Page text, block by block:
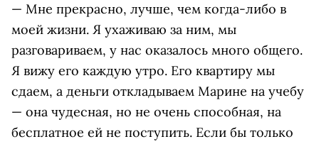
— Мне прекрасно, лучше, чем когда-либо в
моей жизни. Я ухаживаю за ним, мы
разговариваем, у нас оказалось много общего.
Я вижу его каждую утро. Его квартиру мы
сдаем, а деньги откладываем Марине на учебу
— она чудесная, но не очень способная, на
бесплатное ей не поступить. Если бы только